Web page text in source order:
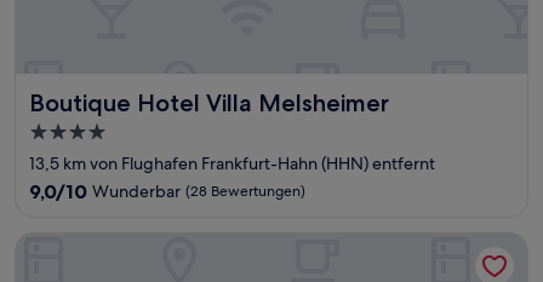
Boutique Hotel Villa Melsheimer
Boutique Hotel Villa Melsheimer
4.0-
Sterne-
Unterkunft
13,5 km von Flughafen Frankfurt-Hahn (HHN) entfernt
9.0
9,0/10 Wunderbar (28 Bewertungen)
Hotel Mosella